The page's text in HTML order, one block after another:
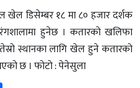
खेल डिसेम्बर १८ मा ८० हजार दर्शक
हुनेछ । कतारको खलिफा
स्थानका लागि खेल हुने कतारको
छ । फोटो : पेनेसुला